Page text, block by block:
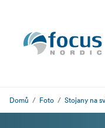
Domů Foto Stojany na